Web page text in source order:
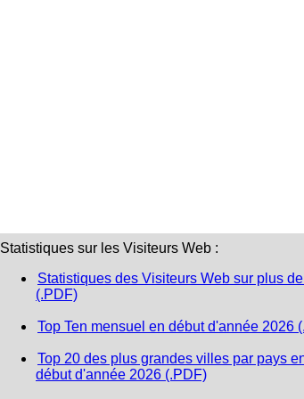
Statistiques sur les Visiteurs Web :
Statistiques des Visiteurs Web sur plus
(.PDF)
Top Ten mensuel en début d'année 2026
Top 20 des plus grandes villes par pays
début d'année 2026 (.PDF)